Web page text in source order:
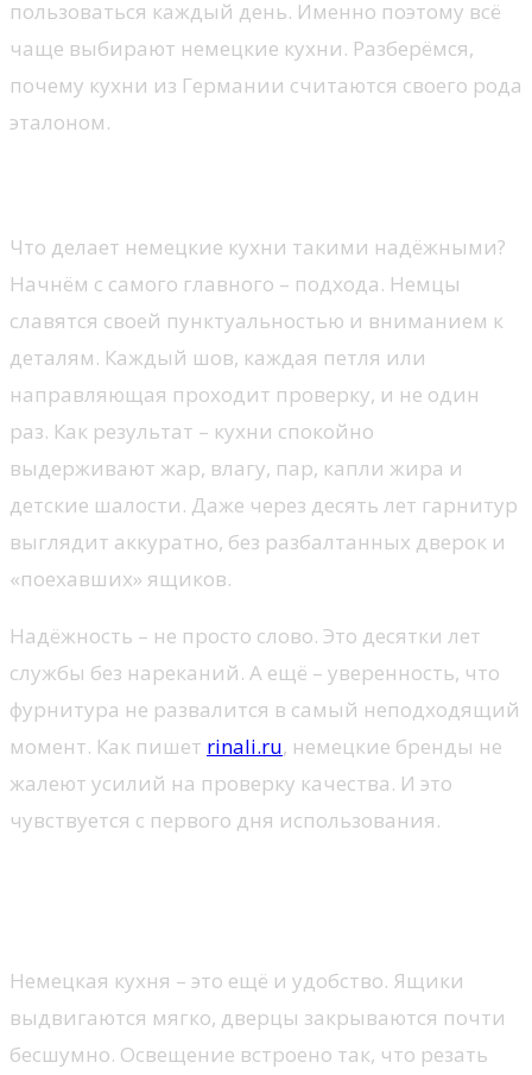
пользоваться каждый день. Именно поэтому всё
чаще выбирают немецкие кухни. Разберёмся,
почему кухни из Германии считаются своего рода
эталоном.
Что делает немецкие кухни такими надёжными?
Начнём с самого главного – подхода. Немцы
славятся своей пунктуальностью и вниманием к
деталям. Каждый шов, каждая петля или
направляющая проходит проверку, и не один
раз. Как результат – кухни спокойно
выдерживают жар, влагу, пар, капли жира и
детские шалости. Даже через десять лет гарнитур
выглядит аккуратно, без разбалтанных дверок и
«поехавших» ящиков.
Надёжность – не просто слово. Это десятки лет
службы без нареканий. А ещё – уверенность, что
фурнитура не развалится в самый неподходящий
момент. Как пишет rinali.ru, немецкие бренды не
жалеют усилий на проверку качества. И это
чувствуется с первого дня использования.
Немецкая кухня – это ещё и удобство. Ящики
выдвигаются мягко, дверцы закрываются почти
бесшумно. Освещение встроено так, что резать